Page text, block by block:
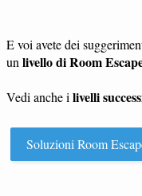
E voi avete dei
un livello di Room
Vedi anche i livelli
Soluzioni Room